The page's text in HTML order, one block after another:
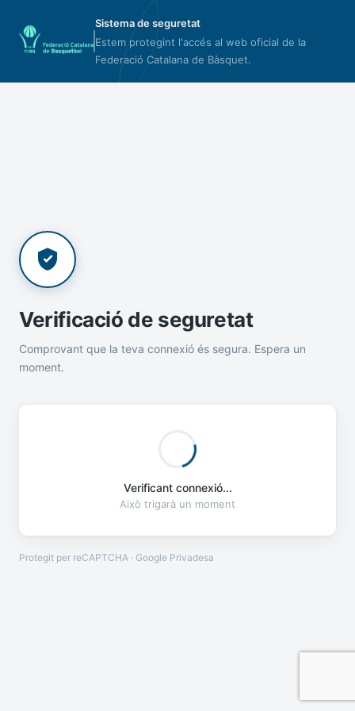
Sistema de seguretat
Estem protegint l'accés al web oficial de la
Federació Catalana de Bàsquet.
Verificació de seguretat
Comprovant que la teva connexió és segura. Espera un
moment.
Verificant connexió...
Això trigarà un moment
Protegit per reCAPTCHA · Google Privadesa